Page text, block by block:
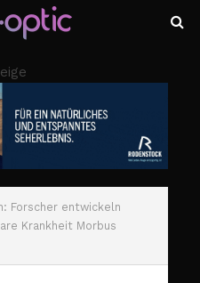
Forscher entwickeln
Krankheit Morbus